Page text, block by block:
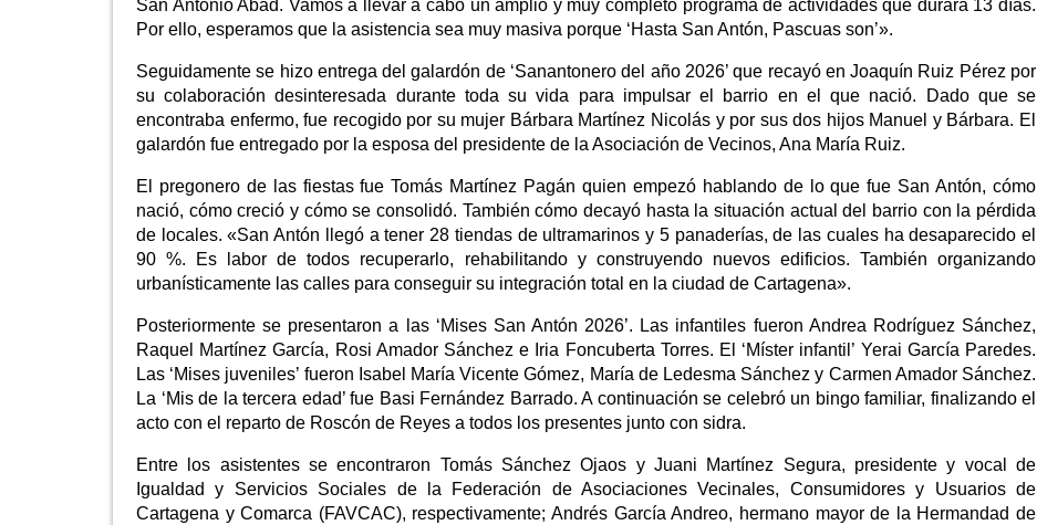
San Antonio Abad. Vamos a llevar a cabo un amplio y muy completo programa de actividades que durará 13 días.
Por ello, esperamos que la asistencia sea muy masiva porque ‘Hasta San Antón, Pascuas son’».
Seguidamente se hizo entrega del galardón de ‘Sanantonero del año 2026’ que recayó en Joaquín Ruiz Pérez por
su colaboración desinteresada durante toda su vida para impulsar el barrio en el que nació. Dado que se
encontraba enfermo, fue recogido por su mujer Bárbara Martínez Nicolás y por sus dos hijos Manuel y Bárbara. El
galardón fue entregado por la esposa del presidente de la Asociación de Vecinos, Ana María Ruiz.
El pregonero de las fiestas fue Tomás Martínez Pagán quien empezó hablando de lo que fue San Antón, cómo
nació, cómo creció y cómo se consolidó. También cómo decayó hasta la situación actual del barrio con la pérdida
de locales. «San Antón llegó a tener 28 tiendas de ultramarinos y 5 panaderías, de las cuales ha desaparecido el
90 %. Es labor de todos recuperarlo, rehabilitando y construyendo nuevos edificios. También organizando
urbanísticamente las calles para conseguir su integración total en la ciudad de Cartagena».
Posteriormente se presentaron a las ‘Mises San Antón 2026’. Las infantiles fueron Andrea Rodríguez Sánchez,
Raquel Martínez García, Rosi Amador Sánchez e Iria Foncuberta Torres. El ‘Míster infantil’ Yerai García Paredes.
Las ‘Mises juveniles’ fueron Isabel María Vicente Gómez, María de Ledesma Sánchez y Carmen Amador Sánchez.
La ‘Mis de la tercera edad’ fue Basi Fernández Barrado. A continuación se celebró un bingo familiar, finalizando el
acto con el reparto de Roscón de Reyes a todos los presentes junto con sidra.
Entre los asistentes se encontraron Tomás Sánchez Ojaos y Juani Martínez Segura, presidente y vocal de
Igualdad y Servicios Sociales de la Federación de Asociaciones Vecinales, Consumidores y Usuarios de
Cartagena y Comarca (FAVCAC), respectivamente; Andrés García Andreo, hermano mayor de la Hermandad de